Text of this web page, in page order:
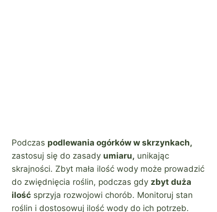
Podczas podlewania ogórków w skrzynkach,
zastosuj się do zasady umiaru, unikając
skrajności. Zbyt mała ilość wody może prowadzić
do zwiędnięcia roślin, podczas gdy zbyt duża
ilość sprzyja rozwojowi chorób. Monitoruj stan
roślin i dostosowuj ilość wody do ich potrzeb.